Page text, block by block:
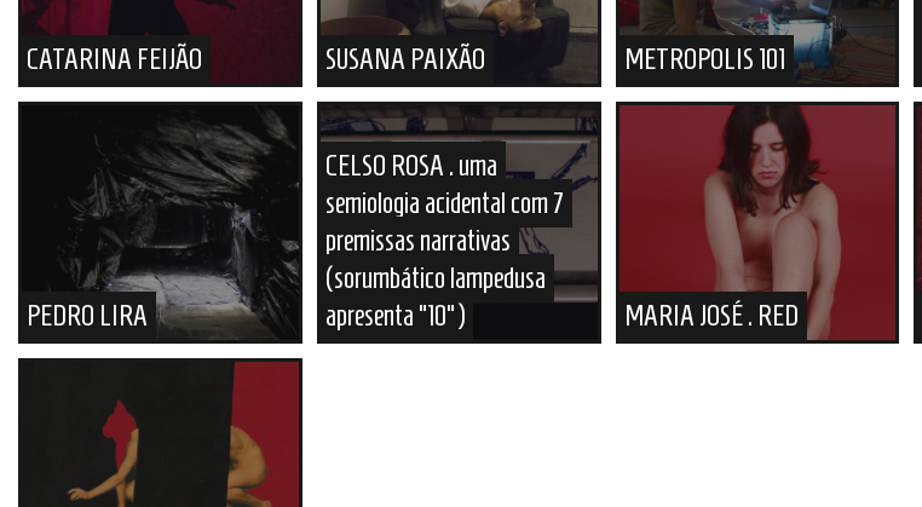
CATARINA FEIJÃO SUSANA PAIXÃO METROPOLIS 101
PEDRO LIRA
CELSO ROSA . uma
semiologia acidental com 7
premissas narrativas
(sorumbático lampedusa
apresenta “10”)
MARIA JOSÉ . RED